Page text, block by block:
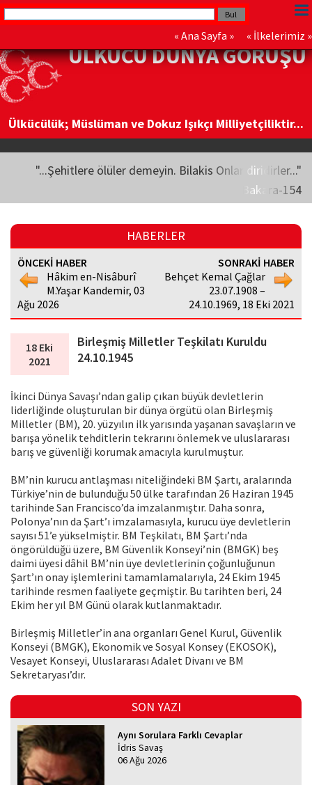
« Ana Sayfa » « İlkelerimiz »
ÜLKÜCÜ DÜNYA GÖRÜŞÜ
Ülkücülük; Müslüman ve Dokuz Işıkçı Milliyetçiliktir...
"...Şehitlere ölüler demeyin. Bilakis Onlar diridirler..."
Bakara-154
HABERLER
ÖNCEKİ HABER
Hâkim en-Nisâburî
M.Yaşar Kandemir, 03
Ağu 2026
SONRAKİ HABER
Behçet Kemal Çağlar
23.07.1908 –
24.10.1969, 18 Eki 2021
18 Eki
2021
Birleşmiş Milletler Teşkilatı Kuruldu
24.10.1945
İkinci Dünya Savaşı’ndan galip çıkan büyük devletlerin
liderliğinde oluşturulan bir dünya örgütü olan Birleşmiş
Milletler (BM), 20. yüzyılın ilk yarısında yaşanan savaşların ve
barışa yönelik tehditlerin tekrarını önlemek ve uluslararası
barış ve güvenliği korumak amacıyla kurulmuştur.
BM’nin kurucu antlaşması niteliğindeki BM Şartı, aralarında
Türkiye’nin de bulunduğu 50 ülke tarafından 26 Haziran 1945
tarihinde San Francisco’da imzalanmıştır. Daha sonra,
Polonya’nın da Şart’ı imzalamasıyla, kurucu üye devletlerin
sayısı 51’e yükselmiştir. BM Teşkilatı, BM Şartı’nda
öngörüldüğü üzere, BM Güvenlik Konseyi’nin (BMGK) beş
daimi üyesi dâhil BM’nin üye devletlerinin çoğunluğunun
Şart’ın onay işlemlerini tamamlamalarıyla, 24 Ekim 1945
tarihinde resmen faaliyete geçmiştir. Bu tarihten beri, 24
Ekim her yıl BM Günü olarak kutlanmaktadır.
Birleşmiş Milletler’in ana organları Genel Kurul, Güvenlik
Konseyi (BMGK), Ekonomik ve Sosyal Konsey (EKOSOK),
Vesayet Konseyi, Uluslararası Adalet Divanı ve BM
Sekretaryası’dır.
SON YAZI
Aynı Sorulara Farklı Cevaplar
İdris Savaş
06 Ağu 2026